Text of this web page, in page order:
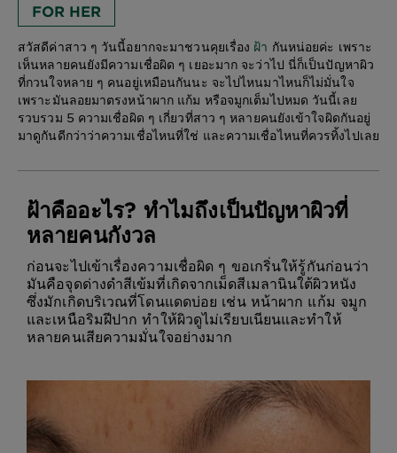
FOR HER
สวัสดีค่าสาว ๆ วันนี้อยากจะมาชวนคุยเรื่อง ฝ้า กันหน่อยค่ะ เพราะ
เห็นหลายคนยังมีความเชื่อผิด ๆ เยอะมาก จะว่าไป นี่ก็เป็นปัญหาผิว
ที่กวนใจหลาย ๆ คนอยู่เหมือนกันนะ จะไปไหนมาไหนก็ไม่มั่นใจ
เพราะมันลอยมาตรงหน้าผาก แก้ม หรือจมูกเต็มไปหมด วันนี้เลย
รวบรวม 5 ความเชื่อผิด ๆ เกี่ยวที่สาว ๆ หลายคนยังเข้าใจผิดกันอยู่
มาดูกันดีกว่าว่าความเชื่อไหนที่ใช่ และความเชื่อไหนที่ควรทิ้งไปเลย
ฝ้าคืออะไร? ทำไมถึงเป็นปัญหาผิวที่
หลายคนกังวล
ก่อนจะไปเข้าเรื่องความเชื่อผิด ๆ ขอเกริ่นให้รู้กันก่อนว่า
มันคือจุดด่างดำสีเข้มที่เกิดจากเม็ดสีเมลานินใต้ผิวหนัง
ซึ่งมักเกิดบริเวณที่โดนแดดบ่อย เช่น หน้าผาก แก้ม จมูก
และเหนือริมฝีปาก ทำให้ผิวดูไม่เรียบเนียนและทำให้
หลายคนเสียความมั่นใจอย่างมาก